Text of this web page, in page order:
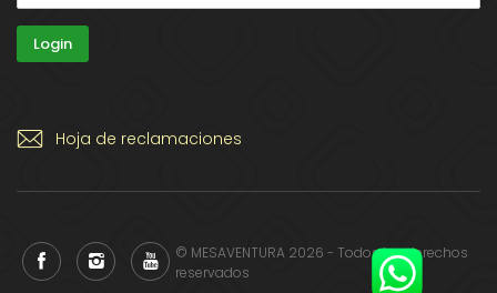
Hoja de reclamaciones
© MESAVENTURA 2026 - Todos los derechos
reservados